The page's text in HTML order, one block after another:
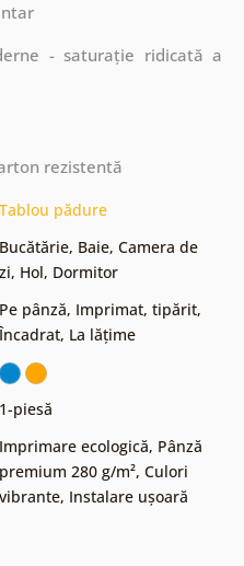
- saturație ridicată a
rezistentă
Tablou pădure
Bucătărie, Baie, Camera de
zi, Hol, Dormitor
Pe pânză, Imprimat, tipărit,
, La lățime
1-piesă
Imprimare ecologică, Pânză
premium 280 g/m², Culori
vibrante, Instalare ușoară